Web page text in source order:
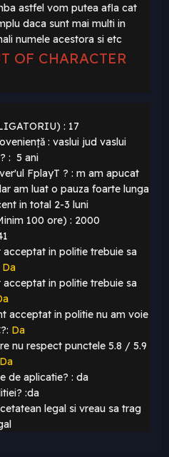
astfel vom putea afla cat
daca sunt mai multi in
numele acestora si etc
OF CHARACTER
: 17
: vaslui jud vaslui
: 5 ani
FplayT ? : m am apucat
am luat o pauza foarte lunga
in total 2-3 luni
100 ore) : 2000
in politie trebuie sa
Da
in politie trebuie sa
acceptat in politie nu am voie
Da
nu respect punctele 5.8 / 5.9
Da
de aplicatie? : da
:da
legal si vreau sa trag